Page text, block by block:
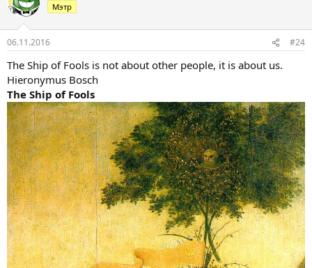
Мэтр
06.11.2016 #24
The Ship of Fools is not about other people, it is about us.
Hieronymus Bosch
The Ship of Fools